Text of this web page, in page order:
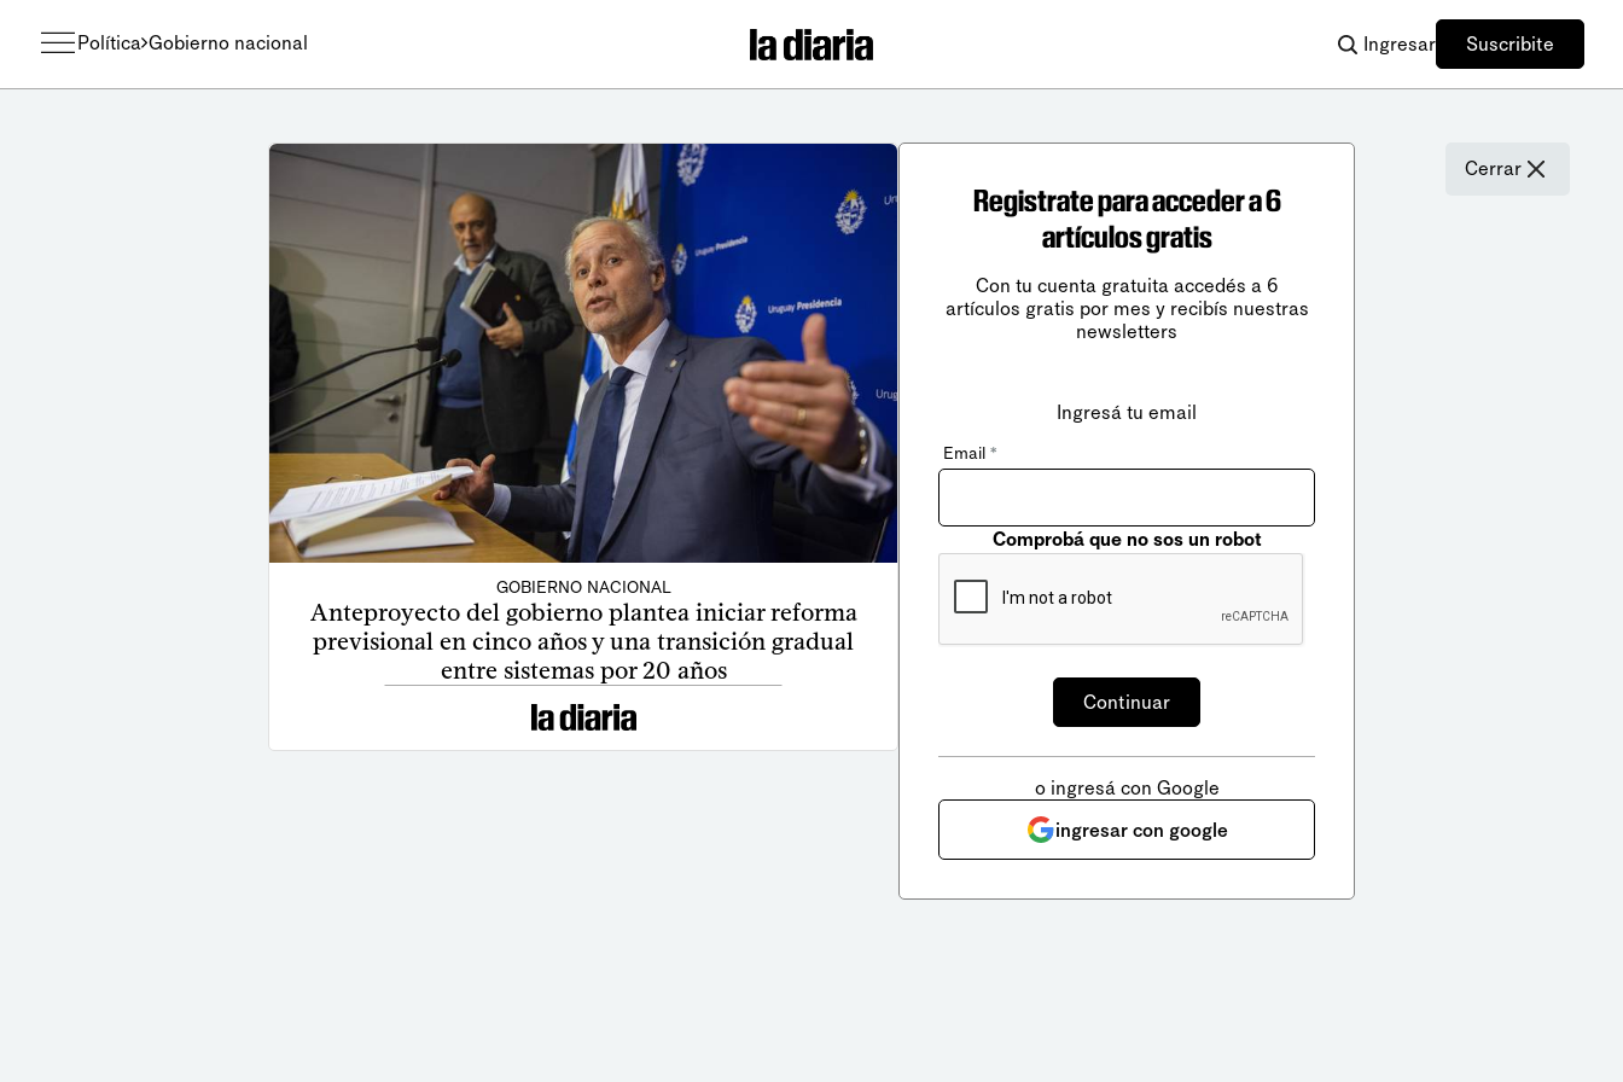
Política Gobierno nacional Ingresar Suscribite
GOBIERNO NACIONAL
Anteproyecto del gobierno plantea iniciar reforma
previsional en cinco años y una transición gradual
entre sistemas por 20 años
Cerrar
Registrate para acceder a 6
artículos gratis
Con tu cuenta gratuita accedés a 6
artículos gratis por mes y recibís nuestras
newsletters
Ingresá tu email
Email *
Comprobá que no sos un robot
o ingresá con Google
ingresar con google